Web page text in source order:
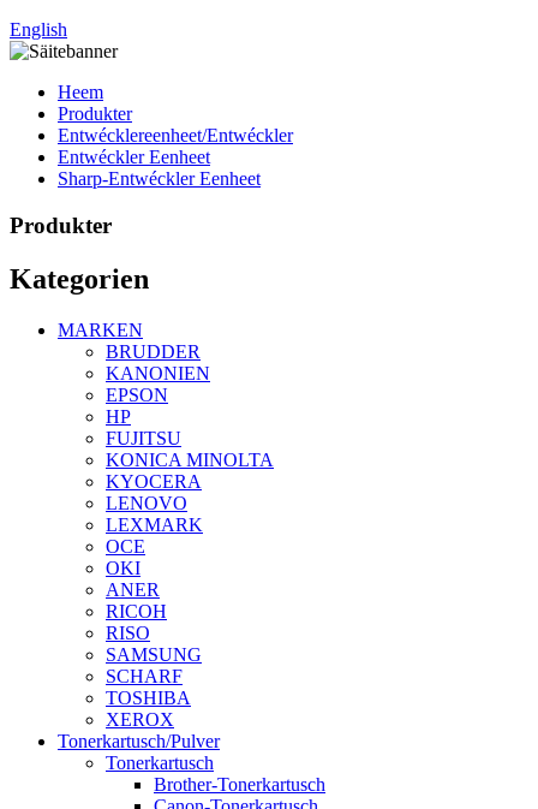
English
Heem
Produkter
Entwécklereenheet/Entwéckler
Entwéckler Eenheet
Sharp-Entwéckler Eenheet
Produkter
Kategorien
MARKEN
BRUDDER
KANONIEN
EPSON
HP
FUJITSU
KONICA MINOLTA
KYOCERA
LENOVO
LEXMARK
OCE
OKI
ANER
RICOH
RISO
SAMSUNG
SCHARF
TOSHIBA
XEROX
Tonerkartusch/Pulver
Tonerkartusch
Brother-Tonerkartusch